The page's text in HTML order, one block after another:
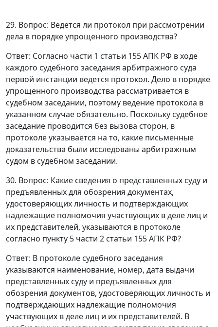
29. Вопрос: Ведется ли протокол при рассмотрении
дела в порядке упрощенного производства?
Ответ: Согласно части 1 статьи 155АПК РФ в ходе
каждого судебного заседания арбитражного суда
первой инстанции ведется протокол. Дело в порядке
упрощенного производства рассматривается в
судебном заседании, поэтому ведение протокола в
указанном случае обязательно. Поскольку судебное
заседание проводится без вызова сторон, в
протоколе указывается на то, какие письменные
доказательства были исследованы арбитражным
судом в судебном заседании.
30. Вопрос: Какие сведения о представленных суду и
предъявленных для обозрения документах,
удостоверяющих личность и подтверждающих
надлежащие полномочия участвующих в деле лиц и
их представителей, указываются в протоколе
согласно пункту 5 части 2 статьи 155АПК РФ?
Ответ: В протоколе судебного заседания
указываются наименование, номер, дата выдачи
представленных суду и предъявленных для
обозрения документов, удостоверяющих личность и
подтверждающих надлежащие полномочия
участвующих в деле лиц и их представителей. В